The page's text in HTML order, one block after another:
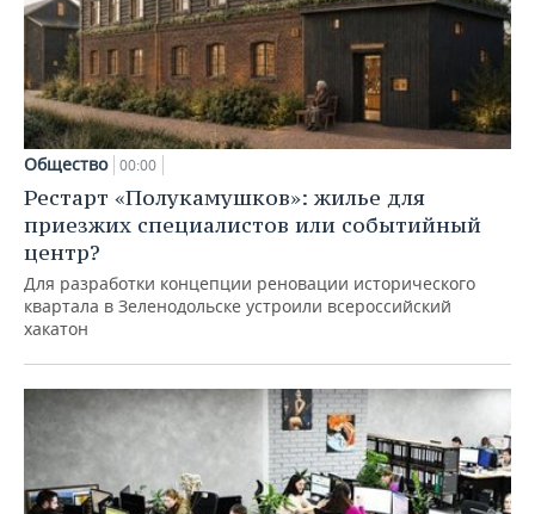
Общество 00:00
Рестарт «Полукамушков»: жилье для
приезжих специалистов или событийный
центр?
Для разработки концепции реновации исторического
квартала в Зеленодольске устроили всероссийский
хакатон